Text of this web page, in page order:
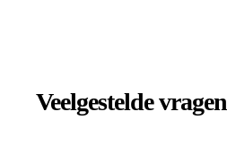
Veelgestelde vragen